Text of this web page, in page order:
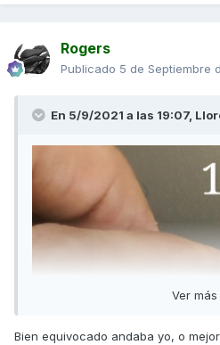
Rogers
Publicado 5 de Septiembre
En 5/9/2021 a las 19:07,
Ver más
Bien equivocado andaba yo, o